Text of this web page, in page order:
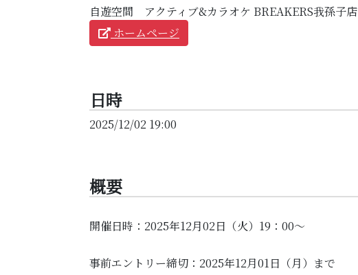
自遊空間 アクティブ&カラオケ BREAKERS我孫子店
ホームページ
日時
2025/12/02 19:00
概要
開催日時：2025年12月02日（火）19：00～
事前エントリー締切：2025年12月01日（月）まで